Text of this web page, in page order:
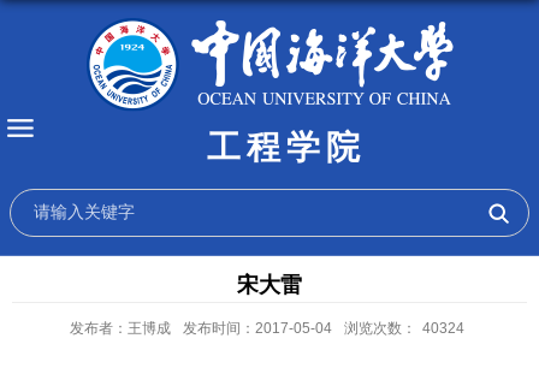
工程学院
宋大雷
发布者：王博成 发布时间：2017-05-04 浏览次数： 40324